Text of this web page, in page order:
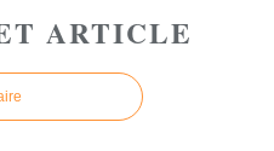
ARTICLE